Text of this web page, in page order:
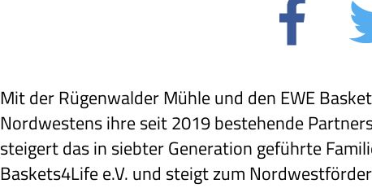
Mit der Rügenwalder Mühle und den EWE
Nordwestens ihre seit 2019 bestehende
steigert das in siebter Generation geführte
Baskets4Life e.V. und steigt zum